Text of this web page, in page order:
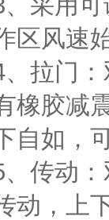
区风速始
、拉门
橡胶减震
自如，
、传动
动，上